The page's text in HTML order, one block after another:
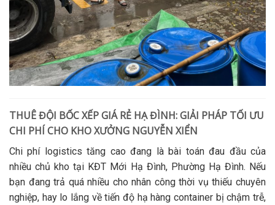
THUÊ ĐỘI BỐC XẾP GIÁ RẺ HẠ ĐÌNH: GIẢI PHÁP TỐI ƯU
CHI PHÍ CHO KHO XƯỞNG NGUYỄN XIỂN
Chi phí logistics tăng cao đang là bài toán đau đầu của
nhiều chủ kho tại KĐT Mới Hạ Đình, Phường Hạ Đình. Nếu
bạn đang trả quá nhiều cho nhân công thời vụ thiếu chuyên
nghiệp, hay lo lắng về tiến độ hạ hàng container bị chậm trễ,